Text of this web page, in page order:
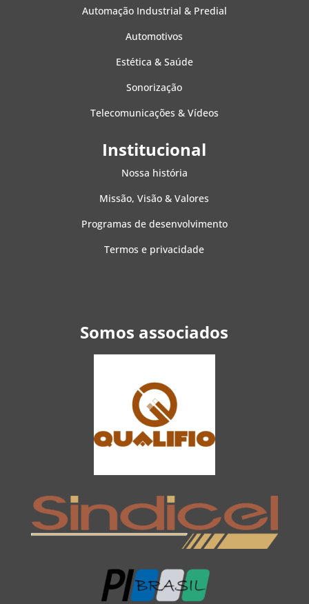
Automação Industrial & Predial
Automotivos
Estética & Saúde
Sonorização
Telecomunicações & Vídeos
Institucional
Nossa história
Missão, Visão & Valores
Programas de desenvolvimento
Termos e privacidade
Somos associados